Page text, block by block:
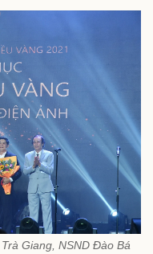
Giang, NSND Đào Bá